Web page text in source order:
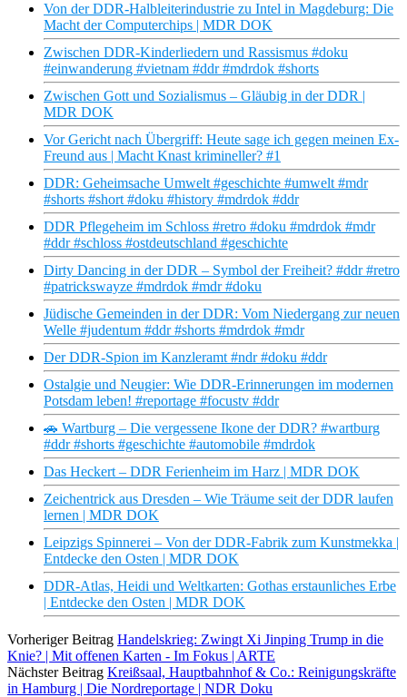
Von der DDR-Halbleiterindustrie zu Intel in Magdeburg: Die
Macht der Computerchips | MDR DOK
Zwischen DDR-Kinderliedern und Rassismus #doku
#einwanderung #vietnam #ddr #mdrdok #shorts
Zwischen Gott und Sozialismus – Gläubig in der DDR |
MDR DOK
Vor Gericht nach Übergriff: Heute sage ich gegen meinen Ex-
Freund aus | Macht Knast krimineller? #1
DDR: Geheimsache Umwelt #geschichte #umwelt #mdr
#shorts #short #doku #history #mdrdok #ddr
DDR Pflegeheim im Schloss #retro #doku #mdrdok #mdr
#ddr #schloss #ostdeutschland #geschichte
Dirty Dancing in der DDR – Symbol der Freiheit? #ddr #retro
#patrickswayze #mdrdok #mdr #doku
Jüdische Gemeinden in der DDR: Vom Niedergang zur neuen
Welle #judentum #ddr #shorts #mdrdok #mdr
Der DDR-Spion im Kanzleramt #ndr #doku #ddr
Ostalgie und Neugier: Wie DDR-Erinnerungen im modernen
Potsdam leben! #reportage #focustv #ddr
🚗 Wartburg – Die vergessene Ikone der DDR? #wartburg
#ddr #shorts #geschichte #automobile #mdrdok
Das Heckert – DDR Ferienheim im Harz | MDR DOK
Zeichentrick aus Dresden – Wie Träume seit der DDR laufen
lernen | MDR DOK
Leipzigs Spinnerei – Von der DDR-Fabrik zum Kunstmekka |
Entdecke den Osten | MDR DOK
DDR-Atlas, Heidi und Weltkarten: Gothas erstaunliches Erbe
| Entdecke den Osten | MDR DOK
Vorheriger Beitrag Handelskrieg: Zwingt Xi Jinping Trump in die
Knie? | Mit offenen Karten - Im Fokus | ARTE
Nächster Beitrag Kreißsaal, Hauptbahnhof & Co.: Reinigungskräfte
in Hamburg | Die Nordreportage | NDR Doku